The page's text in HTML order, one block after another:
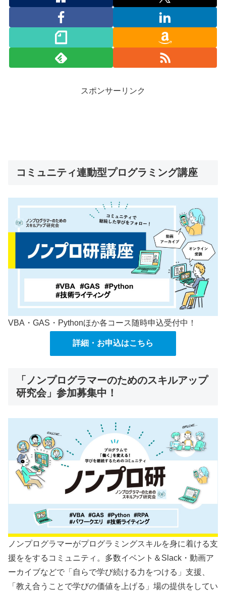
スポンサーリンク
コミュニティ連動型プログラミング講座
VBA・GAS・Pythonほか各コース随時申込受付中！
詳細・お申込はこちら
「ノンプログラマーのためのスキルアップ
研究会」参加募集中！
ノンプログラマーがプログラミングスキルを身に着ける支
援ををするコミュニティ。多数イベント＆Slack・動画ア
ーカイブなどで「自らで学び続ける力をつける」支援、
「教え合うことで学びの価値を上げる」場の提供をしてい